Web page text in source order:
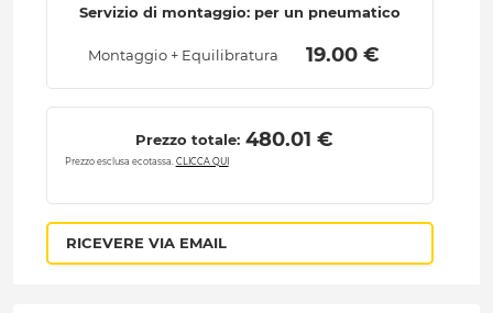
Servizio di montaggio: per un pneumatico
Montaggio + Equilibratura 19.00 €
Prezzo totale: 480.01 €
Prezzo esclusa ecotassa. CLICCA QUI
RICEVERE VIA EMAIL